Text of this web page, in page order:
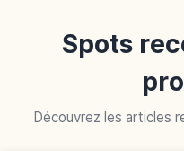
Spots
Découvrez les articles